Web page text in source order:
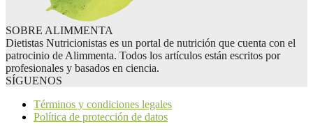
SOBRE ALIMMENTA
Dietistas Nutricionistas es un portal de nutrición que cuenta con el
patrocinio de Alimmenta. Todos los artículos están escritos por
profesionales y basados en ciencia.
SÍGUENOS
Términos y condiciones legales
Política de protección de datos